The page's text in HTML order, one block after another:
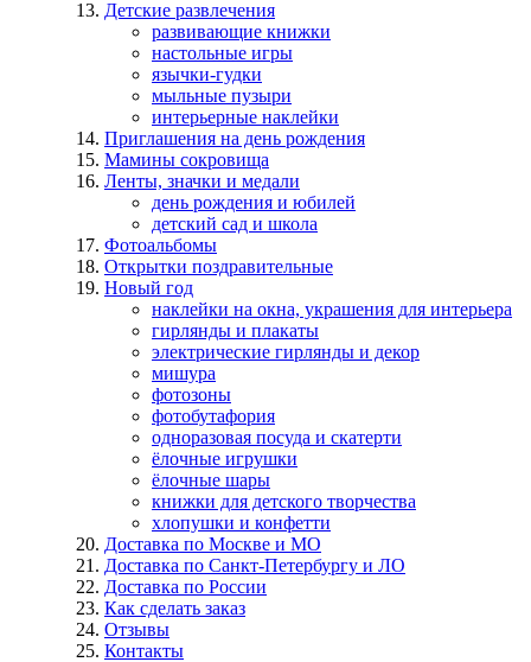
Детские развлечения
развивающие книжки
настольные игры
язычки-гудки
мыльные пузыри
интерьерные наклейки
Приглашения на день рождения
Мамины сокровища
Ленты, значки и медали
день рождения и юбилей
детский сад и школа
Фотоальбомы
Открытки поздравительные
Новый год
наклейки на окна, украшения для интерьера
гирлянды и плакаты
электрические гирлянды и декор
мишура
фотозоны
фотобутафория
одноразовая посуда и скатерти
ёлочные игрушки
ёлочные шары
книжки для детского творчества
хлопушки и конфетти
Доставка по Москве и МО
Доставка по Санкт-Петербургу и ЛО
Доставка по России
Как сделать заказ
Отзывы
Контакты